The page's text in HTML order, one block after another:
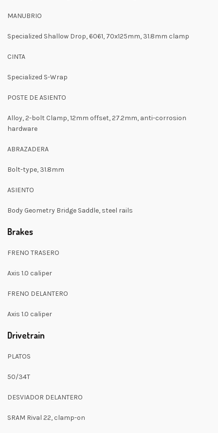
MANUBRIO
Specialized Shallow Drop, 6061, 70x125mm, 31.8mm clamp
CINTA
Specialized S-Wrap
POSTE DE ASIENTO
Alloy, 2-bolt Clamp, 12mm offset, 27.2mm, anti-corrosion
hardware
ABRAZADERA
Bolt-type, 31.8mm
ASIENTO
Body Geometry Bridge Saddle, steel rails
Brakes
FRENO TRASERO
Axis 1.0 caliper
FRENO DELANTERO
Axis 1.0 caliper
Drivetrain
PLATOS
50/34T
DESVIADOR DELANTERO
SRAM Rival 22, clamp-on